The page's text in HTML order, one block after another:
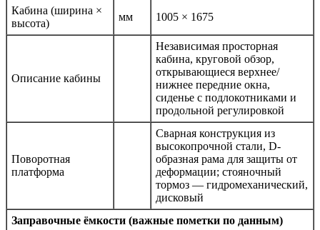
Кабина (ширина ×
высота)
мм 1005 × 1675
Описание кабины
Независимая просторная
кабина, круговой обзор,
открывающиеся верхнее/
нижнее передние окна,
сиденье с подлокотниками и
продольной регулировкой
Поворотная
платформа
Сварная конструкция из
высокопрочной стали, D-
образная рама для защиты от
деформации; стояночный
тормоз — гидромеханический,
дисковый
Заправочные ёмкости (важные пометки по данным)